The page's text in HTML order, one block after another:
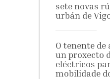
sete novas
urbán de
O tenente de
un proxecto
eléctricos
mobilidade